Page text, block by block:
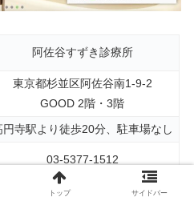
阿佐谷すずき診療所
東京都杉並区阿佐谷南1-9-2
GOOD 2階・3階
円寺駅より徒歩20分、駐車場なし
03-5377-1512
月：13:00〜16:00
トップ サイドバー